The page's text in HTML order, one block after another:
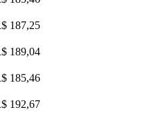
187,25
189,04
185,46
192,67